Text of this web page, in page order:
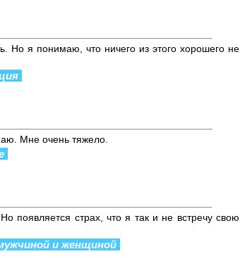
Но я понимаю, что ничего из этого хорошего не
Мне очень тяжело.
появляется страх, что я так и не встречу свою
и женщиной